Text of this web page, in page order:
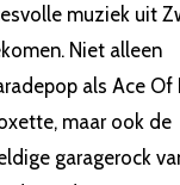
muziek uit
Niet alleen
als Ace Of
maar ook de
garagerock